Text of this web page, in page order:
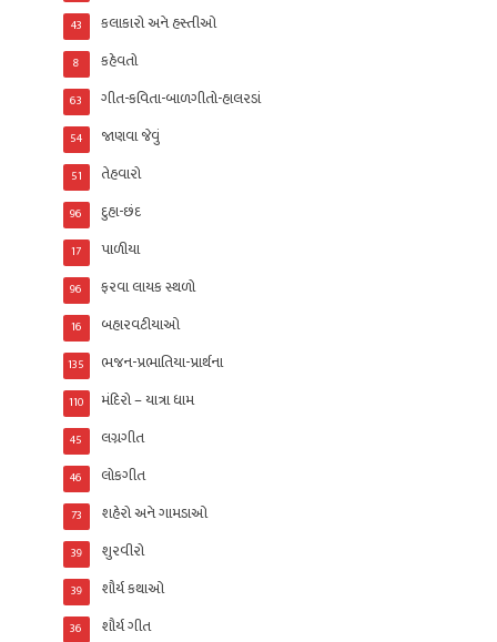
કલાકારો અને હસ્તીઓ
43
કહેવતો
8
ગીત-કવિતા-બાળગીતો-હાલરડાં
63
જાણવા જેવું
54
તેહવારો
51
દુહા-છંદ
96
પાળીયા
17
ફરવા લાયક સ્થળો
96
બહારવટીયાઓ
16
ભજન-પ્રભાતિયા-પ્રાર્થના
135
મંદિરો – યાત્રા ધામ
110
લગ્નગીત
45
લોકગીત
46
શહેરો અને ગામડાઓ
73
શુરવીરો
39
શૌર્ય કથાઓ
39
શૌર્ય ગીત
36